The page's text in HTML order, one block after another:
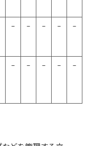
– – – – –
– – – – –